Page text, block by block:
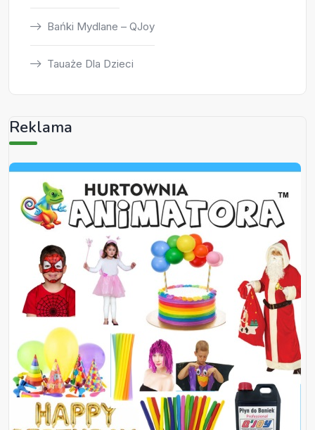
Bańki Mydlane – QJoy
Tauaże Dla Dzieci
Reklama